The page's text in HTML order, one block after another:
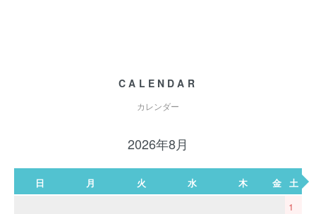
CALENDAR
カレンダー
2026年8月
日 月 火 水 木 金
土
1